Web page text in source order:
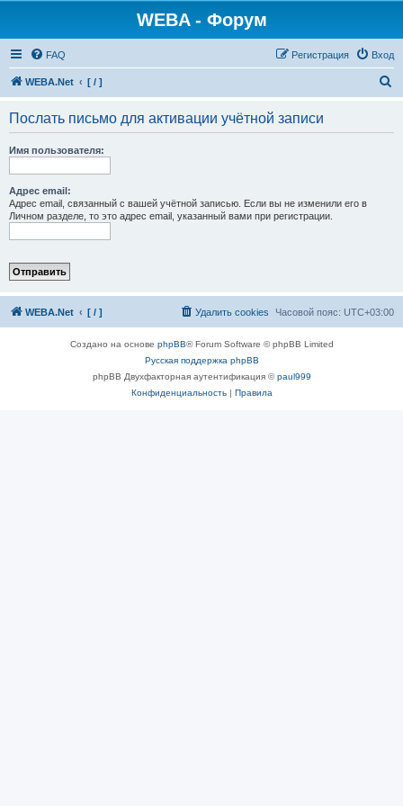
WEBA - Форум
FAQ Вход
Регистрация
WEBA.Net [ / ]
Послать письмо для активации учётной записи
Имя пользователя:
Адрес email:
Адрес email, связанный с вашей учётной записью. Если вы не изменили его в
Личном разделе, то это адрес email, указанный вами при регистрации.
WEBA.Net [ / ] Часовой пояс: UTC+03:00
Удалить cookies
Создано на основе phpBB® Forum Software © phpBB Limited
Русская поддержка phpBB
phpBB Двухфакторная аутентификация ©paul999
Конфиденциальность| Правила